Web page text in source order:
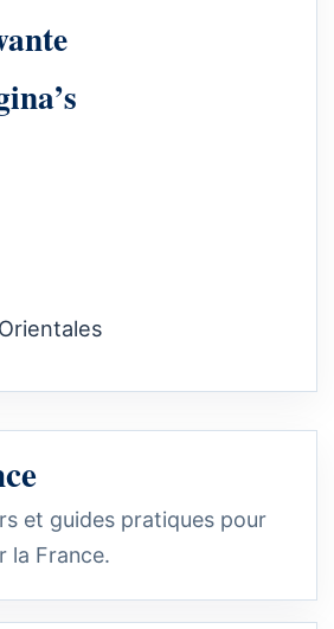
et guides pratiques pour
la France.